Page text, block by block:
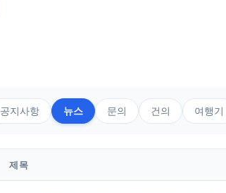
공지사항 뉴스 문의 건의 여행기
제목